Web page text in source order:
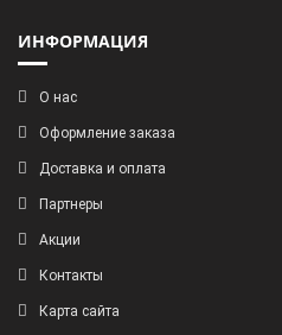
ИНФОРМАЦИЯ
О нас
Оформление заказа
Доставка и оплата
Партнеры
Акции
Контакты
Карта сайта